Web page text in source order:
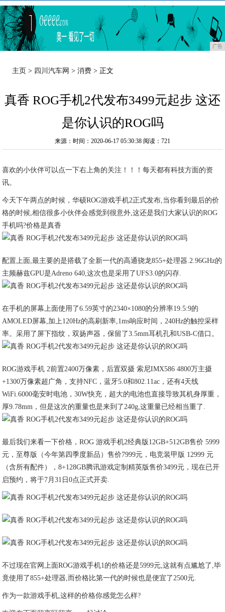
广告
主页 > 四川汽车网 >消费 > 正文
真香 ROG手机2代发布3499元起步 这还
是你认识的ROG吗
来源：时间：2020-06-17 05:30:38 阅读：721
喜欢的小伙伴可以点一下右上角的关注！！！每天都有科技方面的资
讯。
今天下午两点的时候，华硕ROG游戏手机2正式发布,当你看到最后的价
格的时候,相信很多小伙伴会感觉到很意外,这还是我们大家认识的ROG
手机吗?价格是真香
配置上面,最主要的是搭载了全新一代的高通骁龙855+处理器.2.96GHz的
主频赫兹GPU是Adreno 640,这次也是采用了UFS3.0的闪存.
在手机的屏幕上面使用了6.59英寸的2340×1080的分辨率19.5:9的
AMOLED屏幕,加上120Hz的高刷新率,1ms响应时间，240Hz的触控采样
率。采用了屏下指纹，双扬声器，保留了3.5mm耳机孔和USB-C借口。
ROG游戏手机 2前置2400万像素，后置双摄 索尼IMX586 4800万主摄
+1300万像素超广角，支持NFC，蓝牙5.0和802.11ac，还有4天线
WiFi.6000毫安时电池，30W快充，超大的电池也直接导致其机身厚重，
厚9.78mm，但是这次的重量也是来到了240g,这重量已经相当重了.
最后我们来看一下价格，ROG 游戏手机2经典版12GB+512GB售价 5999
元，至尊版（今年第四季度新品）售价7999元，电竞装甲版 12999 元
（含所有配件），8+128GB腾讯游戏定制精英版售价3499元，现在已开
启预约，将于7月31日0点正式开卖.
不过现在官网上面ROG游戏手机1的价格还是5999元,这就有点尴尬了,毕
竟使用了855+处理器,而价格比第一代的时候也是便宜了2500元.
作为一款游戏手机,这样的价格你感觉怎么样?